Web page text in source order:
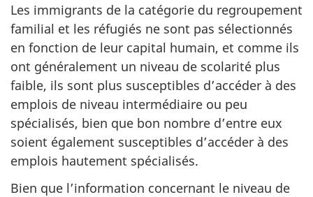
Les immigrants de la catégorie du regroupement
familial et les réfugiés ne sont pas sélectionnés
en fonction de leur capital humain, et comme ils
ont généralement un niveau de scolarité plus
faible, ils sont plus susceptibles d’accéder à des
emplois de niveau intermédiaire ou peu
spécialisés, bien que bon nombre d’entre eux
soient également susceptibles d’accéder à des
emplois hautement spécialisés.
Bien que l’information concernant le niveau de